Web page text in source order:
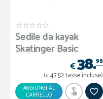
Sedile da kayak
Skatinger Basic
€38.95
(€ 47.52tasse incluse)
AGGIUNGI AL
CARRELLO